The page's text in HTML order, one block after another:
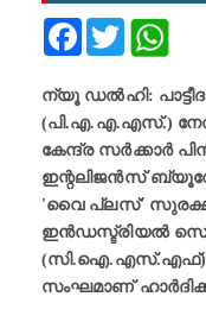
FacebookTwitter
ന്യൂ ഡല്‍ഹി:
(പി.എ.എ.എസ്.)
കേന്ദ്ര സർക്കാർ
ഇന്റലിജൻസ് ബ്യൂറോ
'വൈ പ്ലസ്' സുരക്ഷ
ഇൻഡസ്ട്രിയൽ
(സി.ഐ.എസ്.എഫ്)
സംഘമാണ്‌